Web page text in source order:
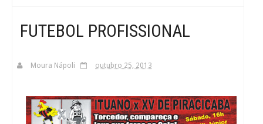
FUTEBOL PROFISSIONAL
Moura Nápoli outubro 25, 2013